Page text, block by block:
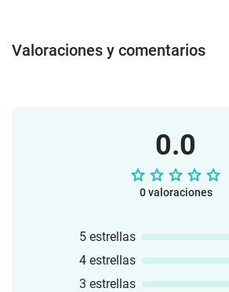
Valoraciones y comentarios
0.0
0 valoraciones
5 estrellas
4 estrellas
3 estrellas